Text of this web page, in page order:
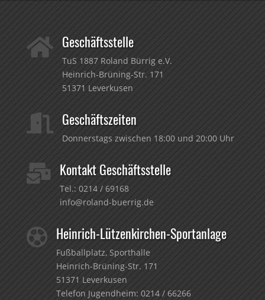
 Geschäftsstelle
TuS 1887 Roland Bürrig e.V.
Heinrich-Brüning-Str. 171
51371 Leverkusen
 Geschäftszeiten
Donnerstags zwischen 18:00 und 20:00 Uhr
 Kontakt Geschäftsstelle
Tel.: 0214 / 69168
info@roland-buerrig.de
 Heinrich-Lützenkirchen-Sportanlage
Fußballplatz, Sporthalle
Heinrich-Brüning-Str. 171
51371 Leverkusen
Telefon Jugendheim: 0214 / 66266